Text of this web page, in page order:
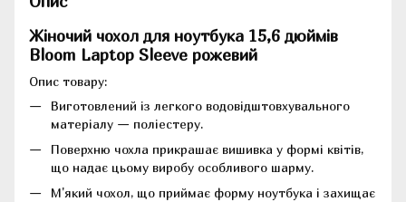
Жіночий чохол для ноутбука 15,6 дюймів
Bloom Laptop Sleeve рожевий
Опис товару:
Виготовлений із легкого водовідштовхувального
матеріалу — поліестеру.
Поверхню чохла прикрашає вишивка у формі квітів,
що надає цьому виробу особливого шарму.
М'який чохол, що приймає форму ноутбука і захищає